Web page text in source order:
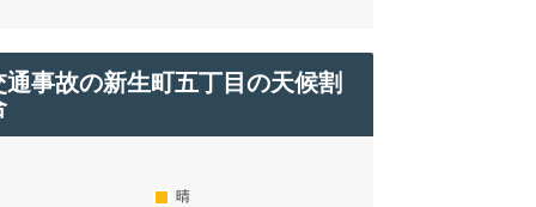
通事故の新生町五丁目の天候割